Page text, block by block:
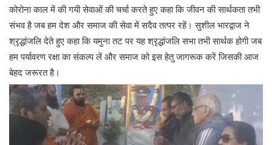
कोरोना काल में की गयी सेवाओं की चर्चा करते हुए कहा कि जीवन की सार्थकता तभी
संभव है जब हम देश और समाज की सेवा में सदैव तत्पर रहें। सुशील भारद्वाज ने
श्रृद्धांजलि देते हुए कहा कि यमुना तट पर यह श्रृद्धांजलि सभा तभी सार्थक होगी जब
हम पर्यावरण रक्षा का संकल्प लें और समाज को इस हेतु जागरूक करें जिसकी आज
बेहद जरूरत है।